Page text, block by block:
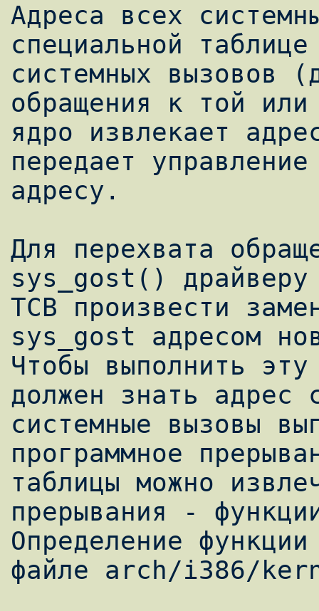
Адреса всех
специальной
системных вызовов
обращения к той
ядро извлекает
передает
адресу.
Для перехвата
sys_gost() драйверу
ТСВ произвести
sys_gost адресом
Чтобы выполнить
должен знать
системные вызовы
программное
таблицы можно
прерывания -
Определение
файле arch/i386/